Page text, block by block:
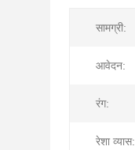
सामग्री:
आवेदन:
रंग:
रेशा व्यास: